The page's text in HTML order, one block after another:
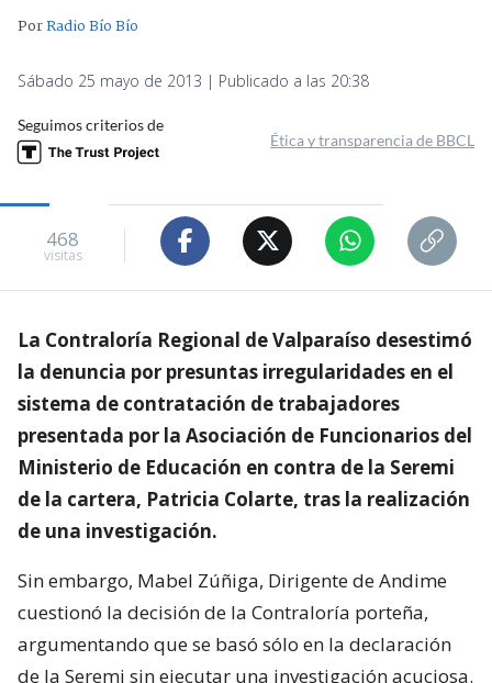
PorRadio Bío Bío
Sábado 25 mayo de 2013 | Publicado a las 20:38
Seguimos criterios de
Ética y transparencia de BBCL
468
visitas
La Contraloría Regional de Valparaíso desestimó
la denuncia por presuntas irregularidades en el
sistema de contratación de trabajadores
presentada por la Asociación de Funcionarios del
Ministerio de Educación en contra de la Seremi
de la cartera, Patricia Colarte, tras la realización
de una investigación.
Sin embargo, Mabel Zúñiga, Dirigente de Andime
cuestionó la decisión de la Contraloría porteña,
argumentando que se basó sólo en la declaración
de la Seremi sin ejecutar una investigación acuciosa.